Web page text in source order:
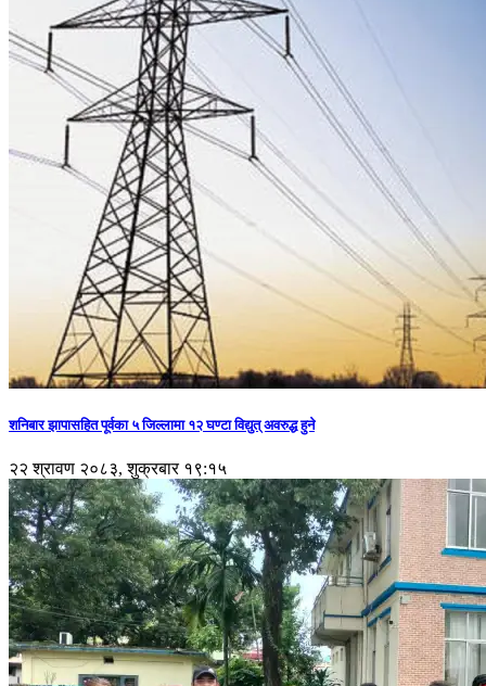
शनिबार झापासहित पूर्वका ५ जिल्लामा १२ घण्टा विद्युत् अवरुद्ध हुने
२२ श्रावण २०८३, शुक्रबार १९:१५